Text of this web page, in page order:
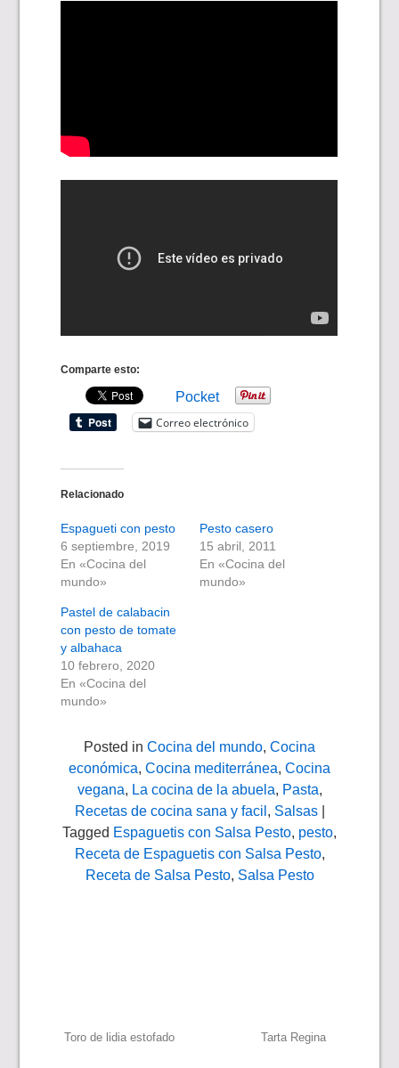
Comparte esto:
Pocket
Correo electrónico
Relacionado
Espagueti con pesto
6 septiembre, 2019
En «Cocina del
mundo»
Pesto casero
15 abril, 2011
En «Cocina del
mundo»
Pastel de calabacin
con pesto de tomate
y albahaca
10 febrero, 2020
En «Cocina del
mundo»
Posted in Cocina del mundo, Cocina
económica, Cocina mediterránea, Cocina
vegana, La cocina de la abuela, Pasta,
Recetas de cocina sana y facil , Salsas|
Tagged Espaguetis con Salsa Pesto, pesto,
Receta de Espaguetis con Salsa Pesto,
Receta de Salsa Pesto, Salsa Pesto
Navegación
Toro de lidia estofado Tarta Regina